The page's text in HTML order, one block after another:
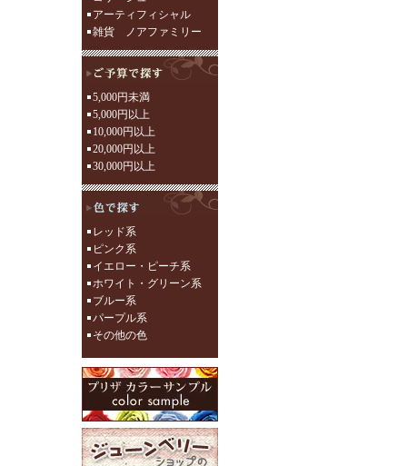
アーティフィシャル
雑貨 ノアファミリー
5,000円未満
5,000円以上
10,000円以上
20,000円以上
30,000円以上
レッド系
ピンク系
イエロー・ピーチ系
ホワイト・グリーン系
ブルー系
パープル系
その他の色